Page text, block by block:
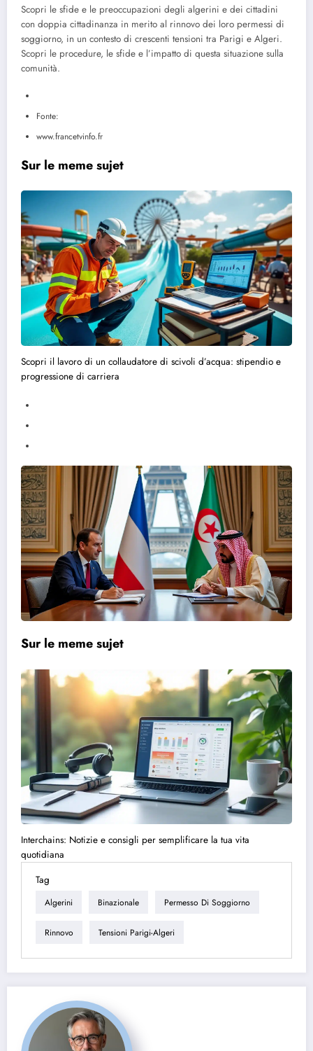
Scopri le sfide e le preoccupazioni degli algerini e dei cittadini
con doppia cittadinanza in merito al rinnovo dei loro permessi di
soggiorno, in un contesto di crescenti tensioni tra Parigi e Algeri.
Scopri le procedure, le sfide e l’impatto di questa situazione sulla
comunità.
Fonte:
www.francetvinfo.fr
Sur le meme sujet
Scopri il lavoro di un collaudatore di scivoli d’acqua: stipendio e
progressione di carriera
Sur le meme sujet
Interchains: Notizie e consigli per semplificare la tua vita
quotidiana
Tag
Algerini Binazionale Permesso Di Soggiorno
Rinnovo Tensioni Parigi-Algeri